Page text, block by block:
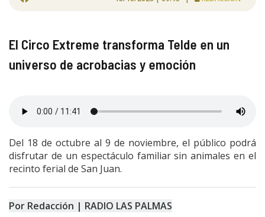
El Circo Extreme transforma Telde en un
universo de acrobacias y emoción
Del 18 de octubre al 9 de noviembre, el público podrá
disfrutar de un espectáculo familiar sin animales en el
recinto ferial de San Juan.
Por Redacción | RADIO LAS PALMAS